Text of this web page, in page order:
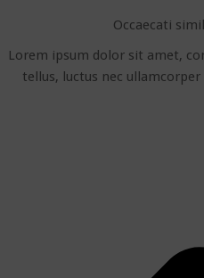
Occaecati
Lorem ipsum dolor sit amet,
tellus, luctus nec